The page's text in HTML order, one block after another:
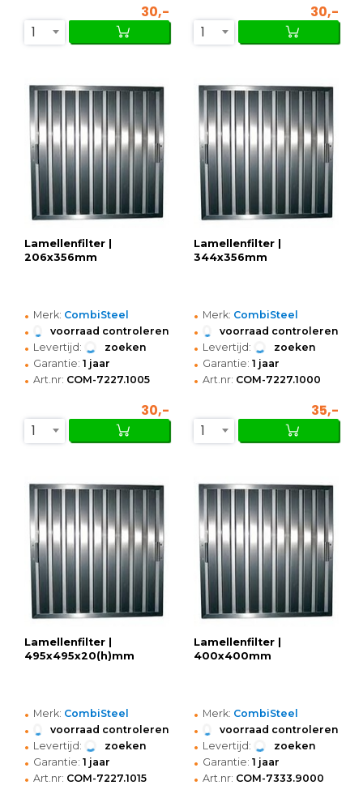
30,-
1
30,-
1
Lamellenfilter |
206x356mm
• Merk: CombiSteel
• voorraad controleren
• Levertijd: zoeken
• Garantie: 1 jaar
• Art.nr: COM-7227.1005
30,-
1
Lamellenfilter |
344x356mm
• Merk: CombiSteel
• voorraad controleren
• Levertijd: zoeken
• Garantie: 1 jaar
• Art.nr: COM-7227.1000
35,-
1
Lamellenfilter |
495x495x20(h)mm
• Merk: CombiSteel
• voorraad controleren
• Levertijd: zoeken
• Garantie: 1 jaar
• Art.nr: COM-7227.1015
Lamellenfilter |
400x400mm
• Merk: CombiSteel
• voorraad controleren
• Levertijd: zoeken
• Garantie: 1 jaar
• Art.nr: COM-7333.9000